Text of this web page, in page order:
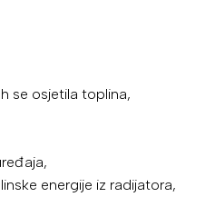
se osjetila toplina,
energije iz radijatora,